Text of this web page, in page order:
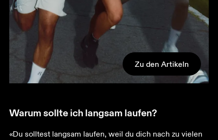
Zu den Artikeln
Warum sollte ich langsam laufen?
«Du solltest langsam laufen, weil du dich nach zu vielen